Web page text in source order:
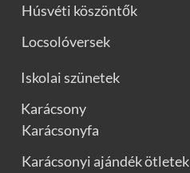
Húsvéti köszöntők
Locsolóversek
Iskolai szünetek
Karácsony
Karácsonyfa
Karácsonyi ajándék ötletek